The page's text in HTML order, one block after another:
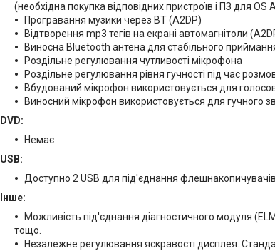
(необхідна покупка відповідних пристроїв і ПЗ для OS
Програвання музики через BT (A2DP)
Відтворення mp3 тегів на екрані автомагнітоли
Виносна Bluetooth антена для стабільного
Роздільне регулювання чутливості мікрофона
Роздільне регулювання рівня гучності під час
Вбудований мікрофон використовується для
Виносний мікрофон використовується для гучного
DVD:
Немає
USB:
Доступно 2 USB для під'єднання
Інше:
Можливість під'єднання діагностичного модуля
тощо.
Незалежне регулювання яскравості дисплея.